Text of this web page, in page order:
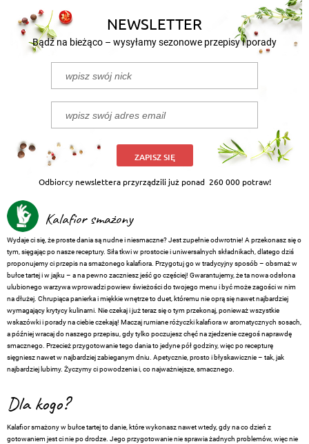
NEWSLETTER
Bądź na bieżąco – wysyłamy sezonowe przepisy i porady
ZAPISZ SIĘ
Odbiorcy newslettera przyrządzili już ponad 260 000 potraw!
Kalafior smażony
Wydaje ci się, że proste dania są nudne i niesmaczne? Jest zupełnie odwrotnie! A przekonasz się o
tym, sięgając po nasze receptury. Siła tkwi w prostocie i uniwersalnych składnikach, dlatego dziś
proponujemy ci przepis na smażonego kalafiora. Przygotuj go w tradycyjny sposób – obsmaż w
bułce tartej i w jajku – a na pewno zaczniesz jeść go częściej! Gwarantujemy, że ta nowa odsłona
ulubionego warzywa wprowadzi powiew świeżości do twojego menu i być może zagości w nim
na dłużej. Chrupiąca panierka i miękkie wnętrze to duet, któremu nie oprą się nawet najbardziej
wymagający krytycy kulinarni. Nie czekaj i już teraz się o tym przekonaj, ponieważ wszystkie
wskazówki i porady na ciebie czekają! Maczaj rumiane różyczki kalafiora w aromatycznych sosach,
a później wracaj do naszego przepisu, gdy tylko poczujesz chęć na zjedzenie czegoś naprawdę
smacznego. Przecież przygotowanie tego dania to jedyne pół godziny, więc po recepturę
sięgniesz nawet w najbardziej zabieganym dniu. Apetycznie, prosto i błyskawicznie – tak, jak
najbardziej lubimy. Życzymy ci powodzenia i, co najważniejsze, smacznego.
Dla kogo?
Kalafior smażony w bułce tartej to danie, które wykonasz nawet wtedy, gdy na co dzień z
gotowaniem jest ci nie po drodze. Jego przygotowanie nie sprawia żadnych problemów, więc nie